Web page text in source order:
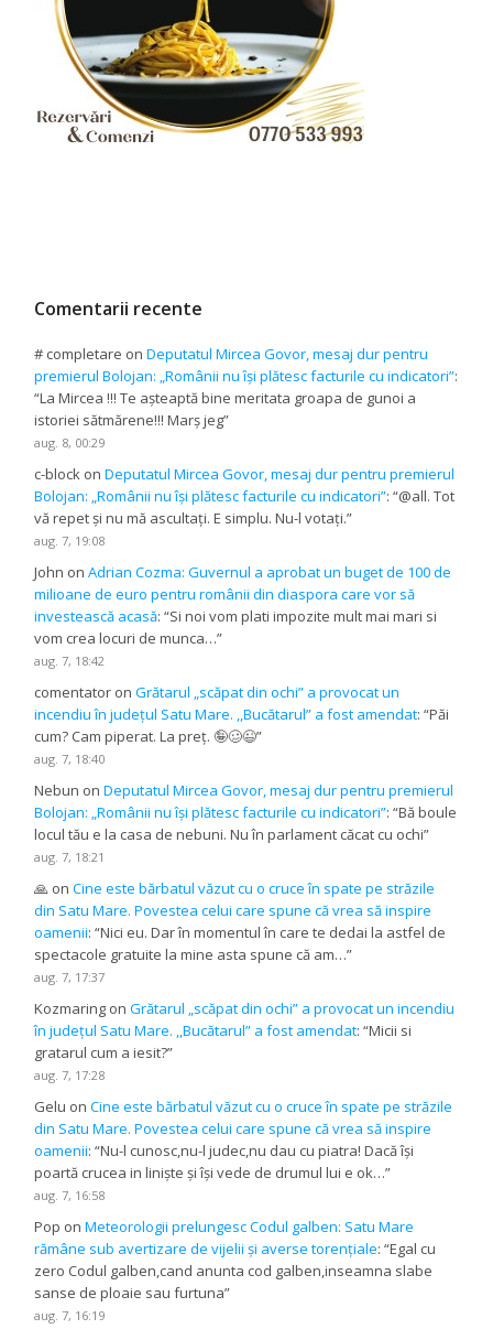
Comentarii recente
# completare onDeputatul Mircea Govor, mesaj dur pentru
premierul Bolojan: „Românii nu își plătesc facturile cu indicatori”:
“La Mircea !!! Te așteaptă bine meritata groapa de gunoi a
istoriei sătmărene!!! Marș jeg”
aug. 8, 00:29
c-block onDeputatul Mircea Govor, mesaj dur pentru premierul
Bolojan: „Românii nu își plătesc facturile cu indicatori”: “@all. Tot
vă repet și nu mă ascultați. E simplu. Nu-l votați.”
aug. 7, 19:08
John onAdrian Cozma: Guvernul a aprobat un buget de 100 de
milioane de euro pentru românii din diaspora care vor să
investească acasă: “Si noi vom plati impozite mult mai mari si
vom crea locuri de munca…”
aug. 7, 18:42
comentator onGrătarul „scăpat din ochi” a provocat un
incendiu în județul Satu Mare. ,,Bucătarul” a fost amendat: “Păi
cum? Cam piperat. La preț. 🤪🥴😉”
aug. 7, 18:40
Nebun onDeputatul Mircea Govor, mesaj dur pentru premierul
Bolojan: „Românii nu își plătesc facturile cu indicatori”: “Bă boule
locul tău e la casa de nebuni. Nu în parlament căcat cu ochi”
aug. 7, 18:21
🙏 onCine este bărbatul văzut cu o cruce în spate pe străzile
din Satu Mare. Povestea celui care spune că vrea să inspire
oamenii: “Nici eu. Dar în momentul în care te dedai la astfel de
spectacole gratuite la mine asta spune că am…”
aug. 7, 17:37
Kozmaring onGrătarul „scăpat din ochi” a provocat un incendiu
în județul Satu Mare. ,,Bucătarul” a fost amendat: “Micii si
gratarul cum a iesit?”
aug. 7, 17:28
Gelu onCine este bărbatul văzut cu o cruce în spate pe străzile
din Satu Mare. Povestea celui care spune că vrea să inspire
oamenii: “Nu-l cunosc,nu-l judec,nu dau cu piatra! Dacă își
poartă crucea in liniște și își vede de drumul lui e ok…”
aug. 7, 16:58
Pop onMeteorologii prelungesc Codul galben: Satu Mare
rămâne sub avertizare de vijelii și averse torențiale: “Egal cu
zero Codul galben,cand anunta cod galben,inseamna slabe
sanse de ploaie sau furtuna”
aug. 7, 16:19